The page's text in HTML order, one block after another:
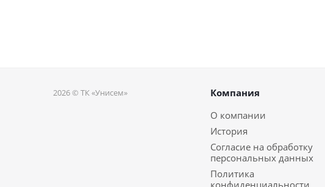
2026 © ТК «Унисем»
Компания
О компании
История
Согласие на обработку
персональных данных
Политика
конфиденциальности